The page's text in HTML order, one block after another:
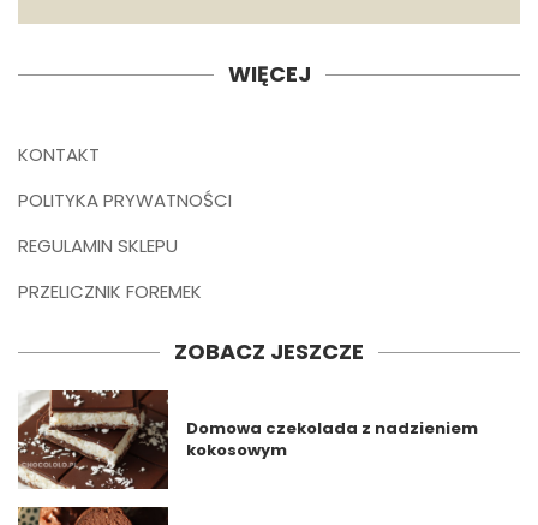
WIĘCEJ
KONTAKT
POLITYKA PRYWATNOŚCI
REGULAMIN SKLEPU
PRZELICZNIK FOREMEK
ZOBACZ JESZCZE
Domowa czekolada z nadzieniem
kokosowym